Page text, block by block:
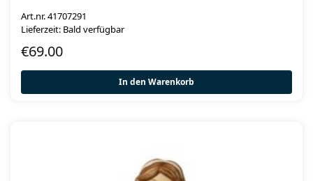
Art.nr. 41707291
Lieferzeit: Bald verfügbar
€69.00
In den Warenkorb